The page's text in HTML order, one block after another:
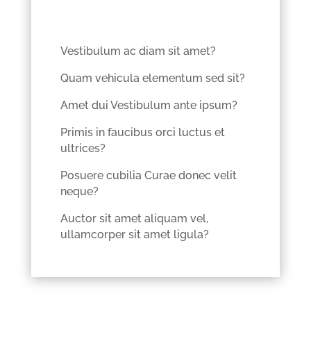
Vestibulum ac diam sit amet?
Quam vehicula elementum sed sit?
Amet dui Vestibulum ante ipsum?
Primis in faucibus orci luctus et
ultrices?
Posuere cubilia Curae donec velit
neque?
Auctor sit amet aliquam vel,
ullamcorper sit amet ligula?